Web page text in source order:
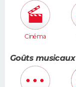
Cinéma
Goûts musicaux